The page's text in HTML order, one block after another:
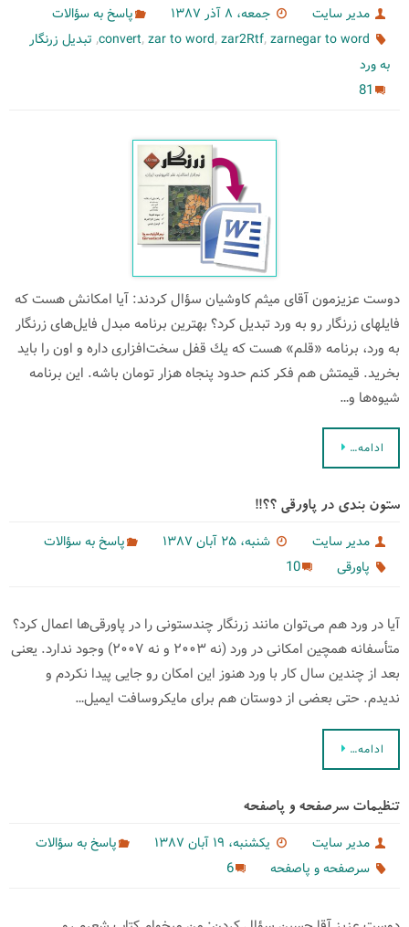
مدیر سایت جمعه، ۸ آذر ۱۳۸۷
پاسخ به سؤالات
convert,zar to word,zar2Rtf,zarnegar to word
, تبدیل زرنگار
به ورد
81
دوست عزیزمون آقای میثم كاوشیان سؤال كردند: آیا امکانش هست که
فایلهای زرنگار رو به ورد تبدیل کرد؟ بهترین برنامه مبدل فایل‌های زرنگار
به ورد، برنامه «قلم» هست كه یك قفل سخت‌افزاری داره و اون را باید
بخرید. قیمتش هم فكر كنم حدود پنجاه هزار تومان باشه. این برنامه
شیوه‌ها و…
ادامه…
ستون‌ بندی در پاورقی ؟؟!!
مدیر سایت شنبه، ۲۵ آبان ۱۳۸۷
پاسخ به سؤالات
پاورقی
10
آیا در ورد هم می‌توان مانند زرنگار چندستونی را در پاورقی‌ها اعمال کرد؟
متأسفانه همچین امکانی در ورد (نه ۲۰۰۳ و نه ۲۰۰۷) وجود ندارد. یعنی
بعد از چندین سال کار با ورد هنوز این امکان رو جایی پیدا نکردم و
ندیدم. حتی بعضی از دوستان هم برای مایکروسافت ایمیل…
ادامه…
تنظیمات سرصفحه و پاصفحه
مدیر سایت یکشنبه، ۱۹ آبان ۱۳۸۷
پاسخ به سؤالات
سرصفحه و پاصفحه
6